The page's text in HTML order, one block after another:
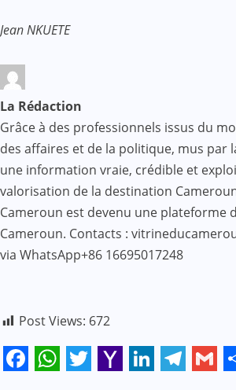
Jean NKUETE
La Rédaction
Grâce à des professionnels issus du
des affaires et de la politique, mus par
une information vraie, crédible et
valorisation de la destination
Cameroun est devenu une plateforme
Cameroun. Contacts :
via WhatsApp+86 16695017248
Post Views: 672